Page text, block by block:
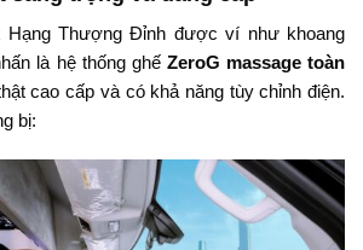
Hạng Thượng Đỉnh được ví như khoang
là hệ thống ghế ZeroG massage toàn
cao cấp và có khả năng tùy chỉnh điện.
bị: